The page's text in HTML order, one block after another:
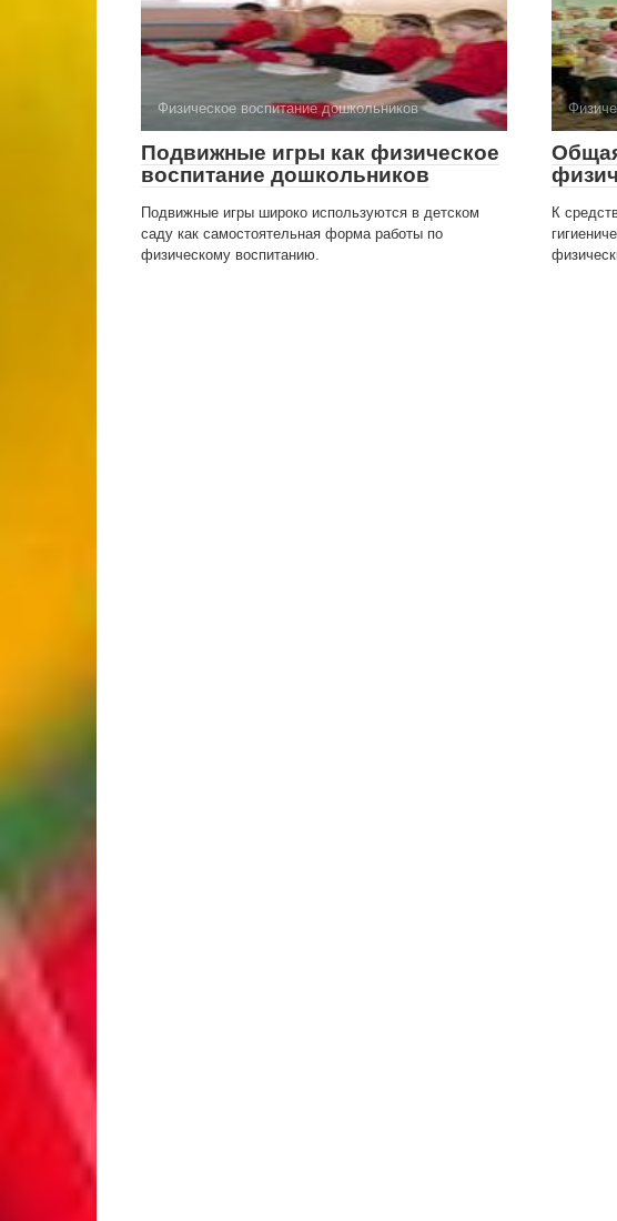
Физическое воспитание дошкольников
Подвижные игры как физическое
воспитание дошкольников
Подвижные игры широко используются в детском
саду как самостоятельная форма работы по
физическому воспитанию.
К